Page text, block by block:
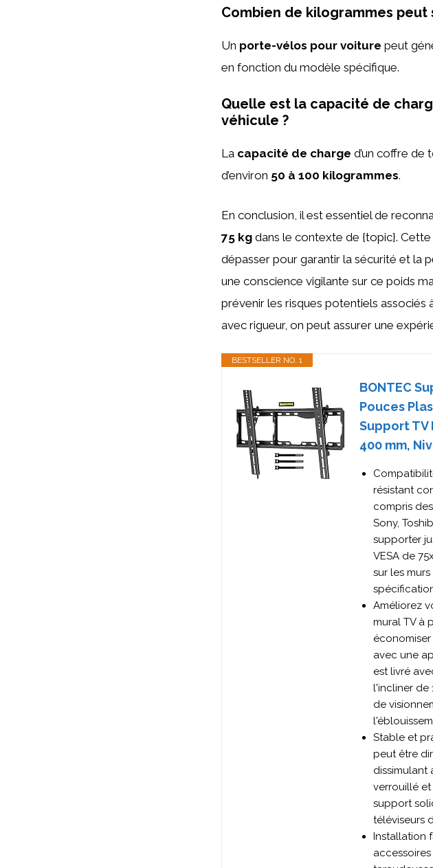
Combien de kilogrammes
Un porte-vélos pour voiture peut
en fonction du modèle spécifique.
Quelle est la capacité de
véhicule ?
La capacité de charge d’un coffre de
d’environ 50 à 100 kilogrammes.
En conclusion, il est essentiel de
75 kg dans le contexte de {topic}.
dépasser pour garantir la sécurité et la
une conscience vigilante sur ce poids
prévenir les risques potentiels associés
avec rigueur, on peut assurer une
BESTSELLER NO. 1
BONTEC
Pouces
Support TV
400 mm,
résistant
compris
Sony,
supporter
VESA de
sur les
Améliorez
mural TV à
avec une
est livré
l'incliner de
de
Stable et
peut être
dissimulant
verrouillé
support
téléviseurs
Installation